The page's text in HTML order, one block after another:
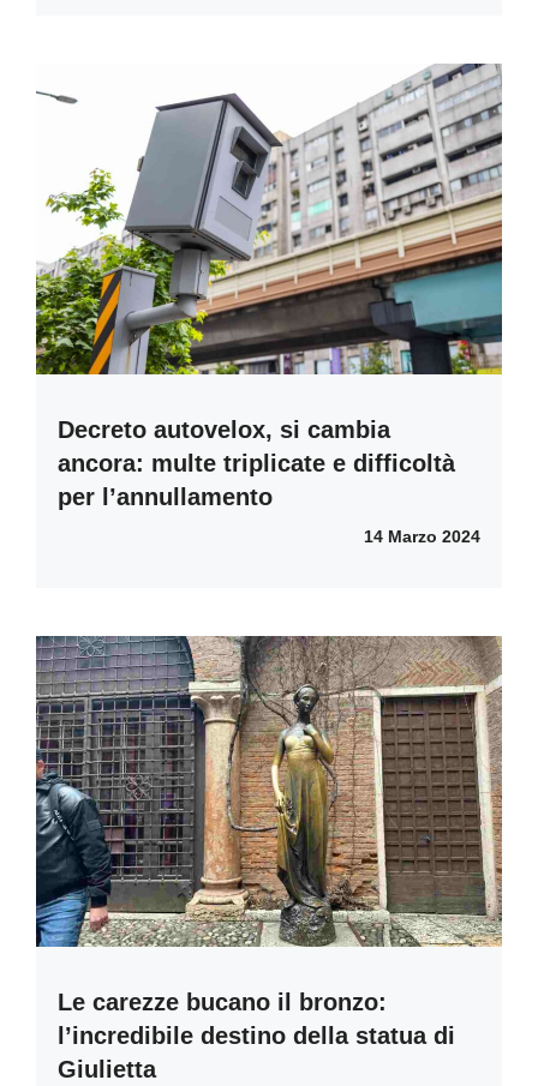
Decreto autovelox, si cambia
ancora: multe triplicate e difficoltà
per l’annullamento
14 Marzo 2024
Le carezze bucano il bronzo:
l’incredibile destino della statua di
Giulietta